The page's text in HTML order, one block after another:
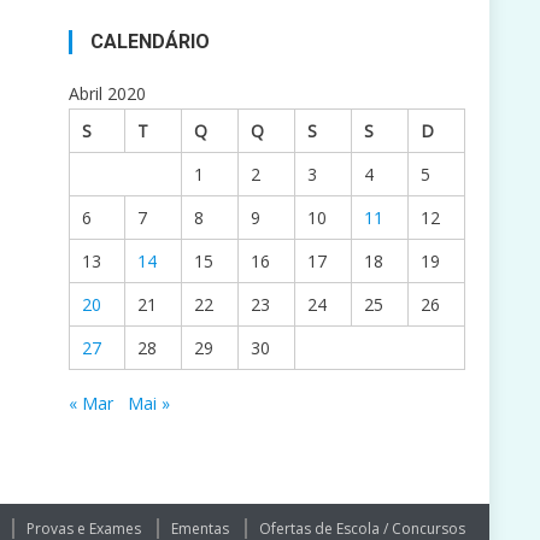
CALENDÁRIO
Abril 2020
S
T Q Q S S
D
1
2 3 4
5
6
7 8 9 10 11
12
13
14 15 16 17 18
19
20
21 22 23 24 25
26
27
28 29 30
« Mar Mai »
Provas e Exames Ementas Ofertas de Escola / Concursos